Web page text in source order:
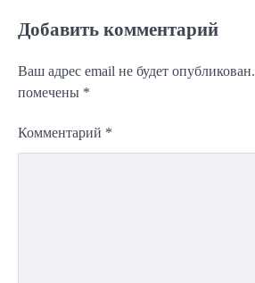
Добавить комментарий
Ваш адрес email не будет опубликован.
помечены *
Комментарий *